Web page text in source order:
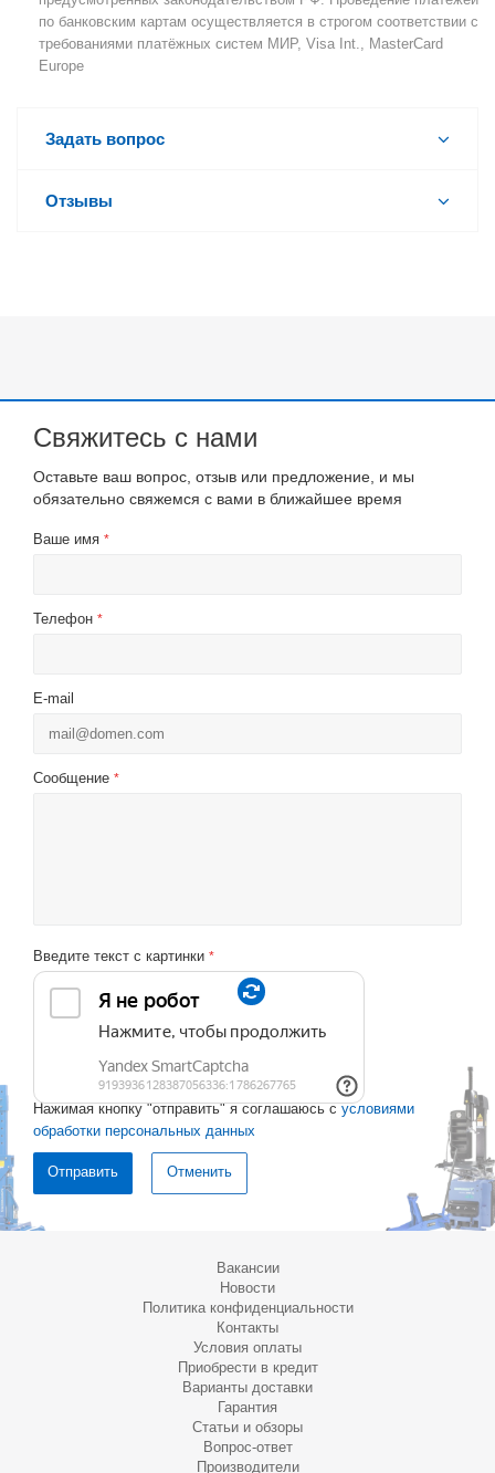
по банковским картам осуществляется в строгом соответствии с
требованиями платёжных систем МИР, Visa Int., MasterCard
Europe
Задать вопрос
Отзывы
Свяжитесь с нами
Оставьте ваш вопрос, отзыв или предложение, и мы
обязательно свяжемся с вами в ближайшее время
Ваше имя *
Телефон *
E-mail
Сообщение *
Введите текст с картинки *
Нажимая кнопку "отправить" я соглашаюсь с условиями
обработки персональных данных
Отменить
Вакансии
Новости
Политика конфиденциальности
Контакты
Условия оплаты
Приобрести в кредит
Варианты доставки
Гарантия
Статьи и обзоры
Вопрос-ответ
Производители